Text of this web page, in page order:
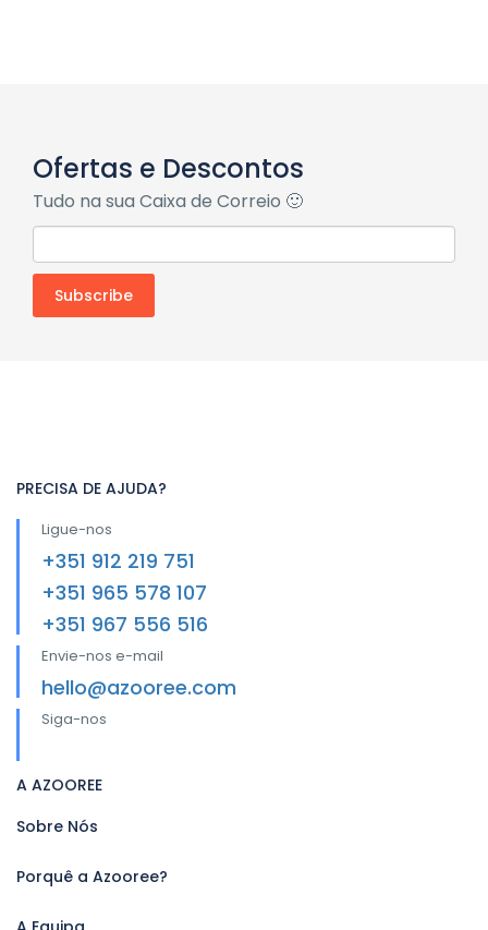
Ofertas e Descontos
Tudo na sua Caixa de Correio 🙂
PRECISA DE AJUDA?
Ligue-nos
+351 912 219 751
+351 965 578 107
+351 967 556 516
Envie-nos e-mail
hello@azooree.com
Siga-nos
A AZOOREE
Sobre Nós
Porquê a Azooree?